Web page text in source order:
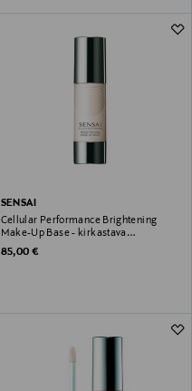
SENSAI
Cellular Performance Brightening
Make-Up Base - kirkastava
meikinpohjustusvoide 30 ml
Original Price
85,00 €